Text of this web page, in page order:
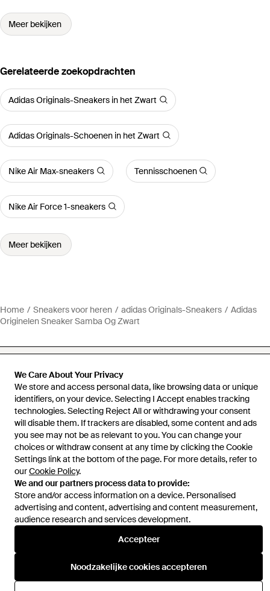
We Care About Your Privacy
We store and access personal data, like browsing data or unique
identifiers, on your device. Selecting I Accept enables tracking
technologies. Selecting Reject All or withdrawing your consent
will disable them. If trackers are disabled, some content and ads
you see may not be as relevant to you. You can change your
choices or withdraw consent at any time by clicking the Cookie
Settings link at the bottom of the page. For more details, refer to
ourCookie Policy.
We and our partners process data to provide:
Store and/or access information on a device. Personalised
advertising and content, advertising and content measurement,
audience research and services development.
Accepteer
Noodzakelijke cookies accepteren
Meer bekijken
Gerelateerde zoekopdrachten
Adidas Originals-Sneakers in het Zwart
Adidas Originals-Schoenen in het Zwart
Nike Air Max-sneakers Tennisschoenen
Nike Air Force 1-sneakers
Meer bekijken
Home Sneakers voor heren adidas Originals-Sneakers
Adidas
Originelen Sneaker Samba Og Zwart
Hulp en informatie